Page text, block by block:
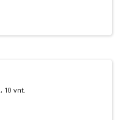
10 vnt.